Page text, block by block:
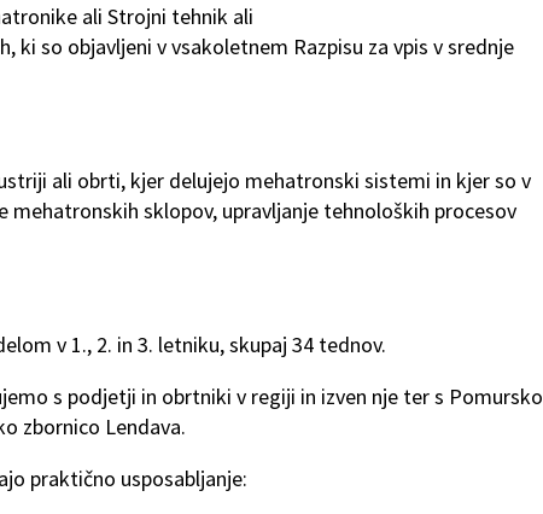
ali Strojni tehnik ali
ki so objavljeni v vsakoletnem Razpisu za vpis v srednje
ali obrti, kjer delujejo mehatronski sistemi in kjer so v
mehatronskih sklopov, upravljanje tehnoloških procesov
v 1., 2. in 3. letniku, skupaj 34 tednov.
s podjetji in obrtniki v regiji in izven nje ter s Pomursko
zbornico Lendava.
praktično usposabljanje: